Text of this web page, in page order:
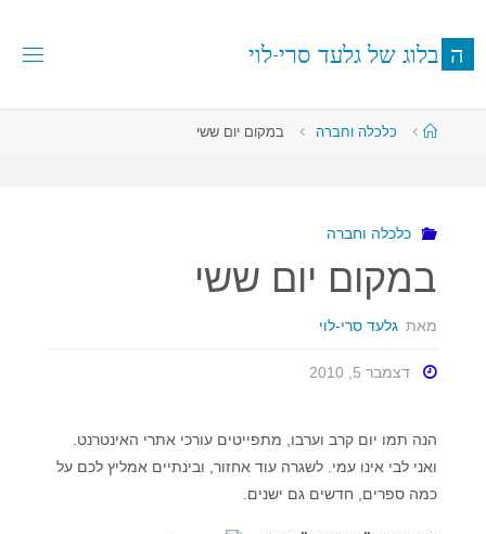
לתוכן
ה בלוג של גלעד סרי-לוי
עמודכלכלה וחברה במקום יום ששי
כלכלה וחברה
במקום יום ששי
מאת גלעד סרי-לוי
דצמבר 5, 2010
הנה תמו יום קרב וערבו, מתפייטים עורכי אתרי האינטרנט.
ואני לבי אינו עמי. לשגרה עוד אחזור, ובינתיים אמליץ לכם על
כמה ספרים, חדשים גם ישנים.